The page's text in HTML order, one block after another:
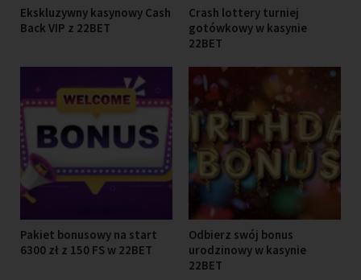
Ekskluzywny kasynowy Cash
Back VIP z 22BET
Crash lottery turniej
gotówkowy w kasynie
22BET
Pakiet bonusowy na start
6300 zł z 150 FS w 22BET
Odbierz swój bonus
urodzinowy w kasynie
22BET